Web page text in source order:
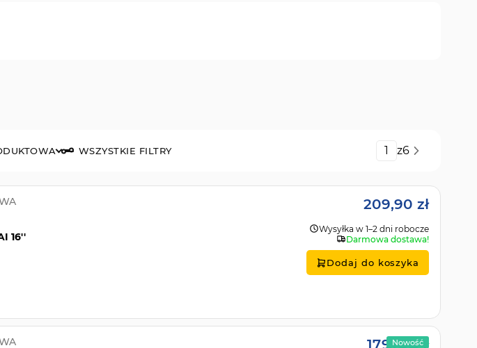
WSZYSTKIE FILTRY Strona
z6
16''
209,90 zł
Wysyłka w 1–2 dni robocze
Darmowa dostawa!
Dodaj do koszyka
Nowość
179,90 zł